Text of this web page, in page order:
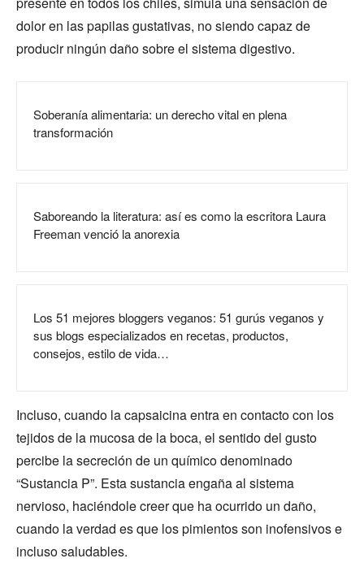
dolor en las papilas gustativas, no siendo capaz de
producir ningún daño sobre el sistema digestivo.
Soberanía alimentaria: un derecho vital en plena
transformación
Saboreando la literatura: así es como la escritora Laura
Freeman venció la anorexia
Los 51 mejores bloggers veganos: 51 gurús veganos y
sus blogs especializados en recetas, productos,
consejos, estilo de vida…
Incluso, cuando la capsaicina entra en contacto con los
tejidos de la mucosa de la boca, el sentido del gusto
percibe la secreción de un químico denominado
“Sustancia P”. Esta sustancia engaña al sistema
nervioso, haciéndole creer que ha ocurrido un daño,
cuando la verdad es que los pimientos son inofensivos e
incluso saludables.